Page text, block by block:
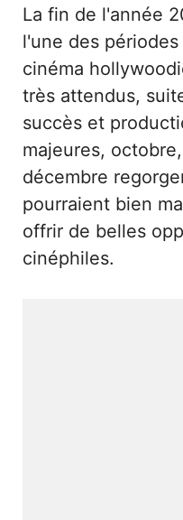
La fin de l'année
l'une des
cinéma
très attendus,
succès et
majeures,
décembre
pourraient bien
offrir de belles
cinéphiles.